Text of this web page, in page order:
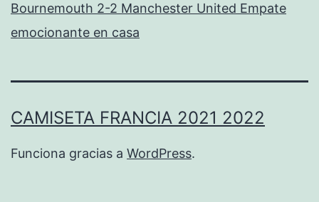
Bournemouth 2-2 Manchester United Empate
emocionante en casa
CAMISETA FRANCIA 2021 2022
Funciona gracias a WordPress.